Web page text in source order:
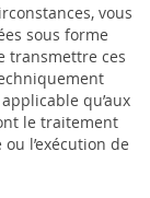
vous
sous forme
transmettre ces
qu’aux
le traitement
l’exécution de